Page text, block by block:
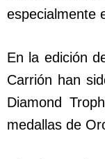
especialmente
En la edición
Carrión han
Diamond
medallas de